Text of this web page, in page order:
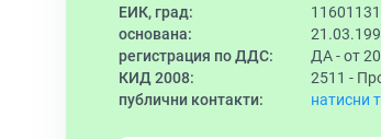
ЕИК, град:
основана:
регистрация по ДДС:
ДА - от
КИД 2008:
2511 -
публични контакти:
натисни